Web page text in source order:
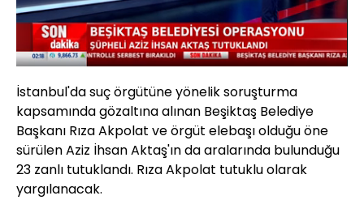
Sesi
Aç
Yüklendi:
4.11%
Oynatma
Hızı
İstanbul'da suç örgütüne yönelik soruşturma
kapsamında gözaltına alınan Beşiktaş Belediye
Başkanı Rıza Akpolat ve örgüt elebaşı olduğu öne
sürülen Aziz İhsan Aktaş'ın da aralarında bulunduğu
23 zanlı tutuklandı. Rıza Akpolat tutuklu olarak
yargılanacak.